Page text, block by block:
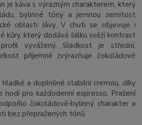
je káva s výrazným charakterem, který
bylinné tóny a jemnou zemitost
oblasti Jávy. V chuti se objevuje i
kůry, který dodává šálku svěží kontrast
vyvážený. Sladkost je střední,
příjemně zvýrazňuje čokoládové
a doplněné stabilní cremou, díky
hodí pro každodenní espresso. Pražení
čokoládově‑bylinný charakter a
bez přepražených tónů.